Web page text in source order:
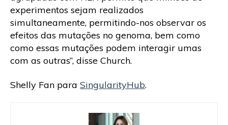
experimentos sejam realizados
simultaneamente, permitindo-nos observar os
efeitos das mutações no genoma, bem como
como essas mutações podem interagir umas
com as outras”, disse Church.
Shelly Fan para SingularityHub.